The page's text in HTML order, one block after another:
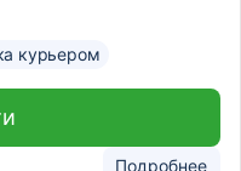
курьером
Подробнее